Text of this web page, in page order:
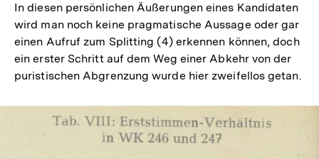
der
In diesen persönlichen Äußerungen eines Kandidaten
wird man noch keine pragmatische Aussage oder gar
einen Aufruf zum Splitting (4) erkennen können, doch
ein erster Schritt auf dem Weg einer Abkehr von der
puristischen Abgrenzung wurde hier zweifellos getan.